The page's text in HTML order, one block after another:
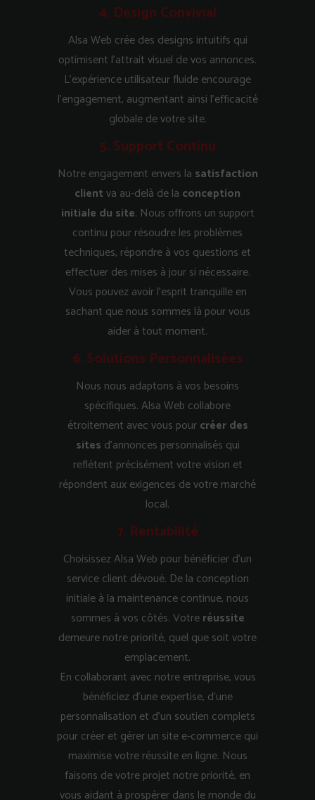
4. Design Convivial
Alsa Web crée des designs intuitifs qui
optimisent l’attrait visuel de vos annonces.
L’expérience utilisateur fluide encourage
l’engagement, augmentant ainsi l’efficacité
globale de votre site.
5. Support Continu
Notre engagement envers la satisfaction
clientva au-delà de la conception
initiale du site. Nous offrons un support
continu pour résoudre les problèmes
techniques, répondre à vos questions et
effectuer des mises à jour si nécessaire.
Vous pouvez avoir l’esprit tranquille en
sachant que nous sommes là pour vous
aider à tout moment.
6. Solutions Personnalisées
Nous nous adaptons à vos besoins
spécifiques. Alsa Web collabore
étroitement avec vous pourcréer des
sites d’annonces personnalisés qui
reflètent précisément votre vision et
répondent aux exigences de votre marché
local.
7. Rentabilité
Choisissez Alsa Web pour bénéficier d’un
service client dévoué. De la conception
initiale à la maintenance continue, nous
sommes à vos côtés. Votreréussite
demeure notre priorité, quel que soit votre
emplacement.
En collaborant avec notre entreprise, vous
bénéficiez d’une expertise, d’une
personnalisation et d’un soutien complets
pour créer et gérer un site e-commerce qui
maximise votre réussite en ligne. Nous
faisons de votre projet notre priorité, en
vous aidant à prospérer dans le monde du